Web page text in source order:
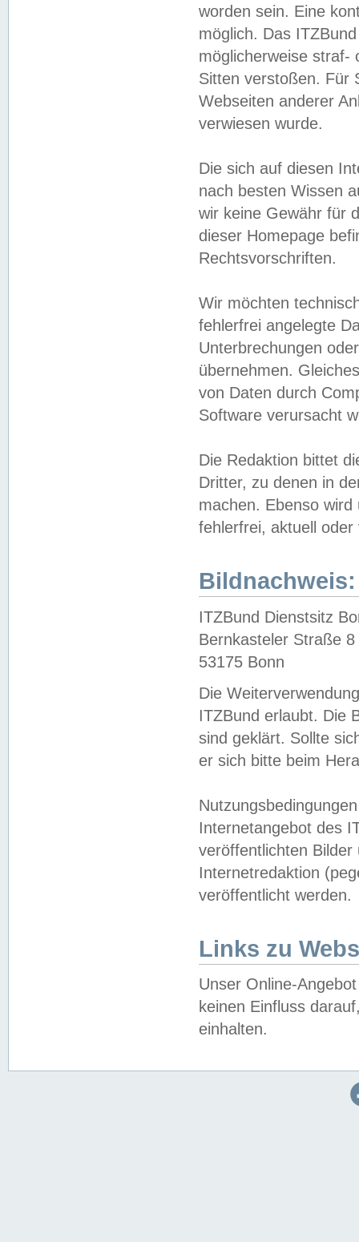
worden sein. Eine
möglich. Das
möglicherweise straf-
Sitten verstoßen. Für
Webseiten anderer
verwiesen wurde.
Die sich auf diesen
nach besten Wissen
wir keine Gewähr für
dieser Homepage
Rechtsvorschriften.
Wir möchten
fehlerfrei angelegte
Unterbrechungen
übernehmen.
von Daten durch
Software verursacht
Die Redaktion bittet
Dritter, zu denen in
machen. Ebenso
fehlerfrei, aktuell oder
Bildnachweis:
ITZBund Dienstsitz
Bernkasteler Straße 8
53175 Bonn
Die
ITZBund erlaubt. Die
sind geklärt. Sollte
er sich bitte beim
Internetangebot des
veröffentlichten
Internetredaktion
veröffentlicht werden.
Links zu
Unser Online-
keinen Einfluss
einhalten.